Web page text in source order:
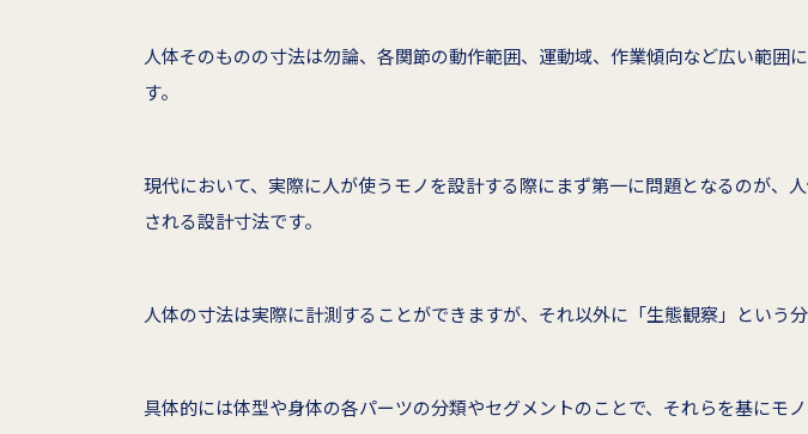
人体そのものの寸法は勿論、各関節の動作範囲、運動域、作業傾向など広い範囲
す。
現代において、実際に人が使うモノを設計する際にまず第一に問題となるのが、
される設計寸法です。
人体の寸法は実際に計測することができますが、それ以外に「生態観察」という分
具体的には体型や身体の各パーツの分類やセグメントのことで、それらを基にモノ